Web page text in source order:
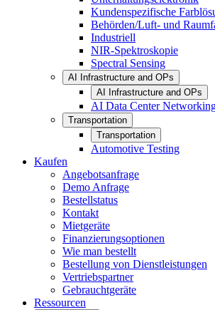
Kundenspezifische
Behörden/Luft- und
Industriell
NIR-Spektroskopie
Spectral Sensing
AI Infrastructure and OPs
AI Infrastructure and OPs
AI Data Center
Transportation
Transportation
Automotive Testing
Kaufen
Angebotsanfrage
Demo Anfrage
Bestellstatus
Kontakt
Mietgeräte
Finanzierungsoptionen
Wie man bestellt
Bestellung von Dienstleistungen
Vertriebspartner
Gebrauchtgeräte
Ressourcen